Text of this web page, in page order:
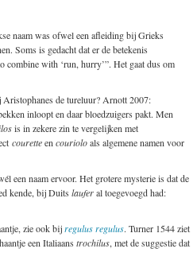
naam was ofwel een afleiding bij Grieks
Soms is gedacht dat er de betekenis
combine with ‘run, hurry’”. Het gaat dus om
de tureluur? Arnott 2007:
inloopt en daar bloedzuigers pakt. Men
is in zekere zin te vergelijken met
couretteen courioloals algemene namen voor
een naam ervoor. Het grotere mysterie is dat de
kende, bij Duits lauferal toegevoegd had:
zie ook bijregulus regulus. Turner 1544 ziet
een Italiaans trochilus, met de suggestie dat